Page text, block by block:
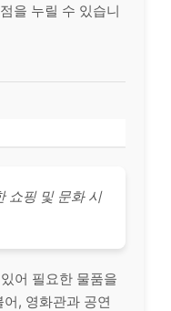
을 누릴 수 있습니
쇼핑 및 문화 시
어 필요한 물품을
, 영화관과 공연